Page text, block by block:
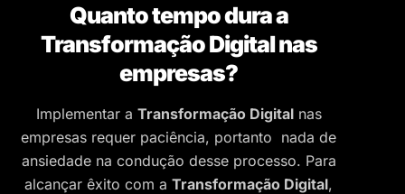
Quanto tempo dura a
Transformação Digital nas
empresas?
Implementar a Transformação Digitalnas
empresas requer paciência, portanto nada de
ansiedade na condução desse processo. Para
alcançar êxito com a Transformação Digital,